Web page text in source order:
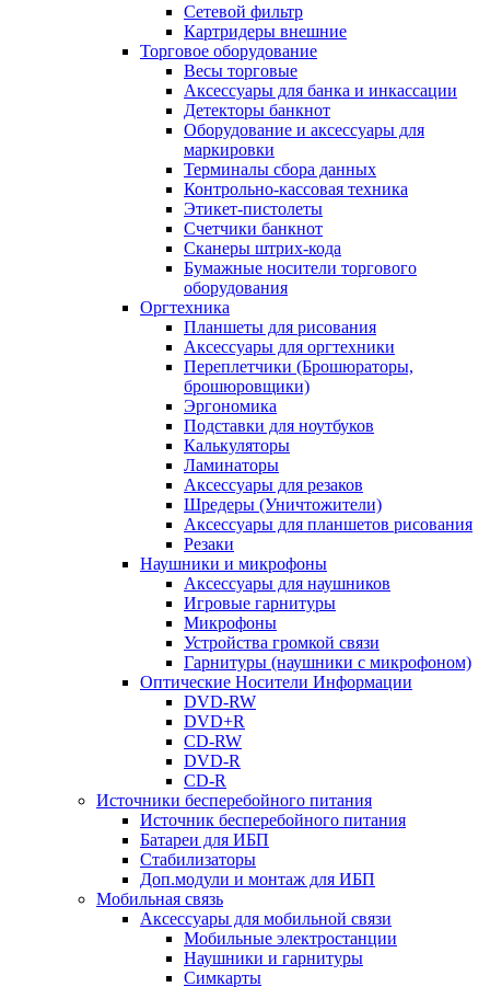
Сетевой фильтр
Картридеры внешние
Торговое оборудование
Весы торговые
Аксессуары для банка и инкассации
Детекторы банкнот
Оборудование и аксессуары для
маркировки
Терминалы сбора данных
Контрольно-кассовая техника
Этикет-пистолеты
Счетчики банкнот
Сканеры штрих-кода
Бумажные носители торгового
оборудования
Оргтехника
Планшеты для рисования
Аксессуары для оргтехники
Переплетчики (Брошюраторы,
брошюровщики)
Эргономика
Подставки для ноутбуков
Калькуляторы
Ламинаторы
Аксессуары для резаков
Шредеры (Уничтожители)
Аксессуары для планшетов рисования
Резаки
Наушники и микрофоны
Аксессуары для наушников
Игровые гарнитуры
Микрофоны
Устройства громкой связи
Гарнитуры (наушники с микрофоном)
Оптические Носители Информации
DVD-RW
DVD+R
CD-RW
DVD-R
CD-R
Источники бесперебойного питания
Источник бесперебойного питания
Батареи для ИБП
Стабилизаторы
Доп.модули и монтаж для ИБП
Мобильная связь
Аксессуары для мобильной связи
Мобильные электростанции
Наушники и гарнитуры
Симкарты